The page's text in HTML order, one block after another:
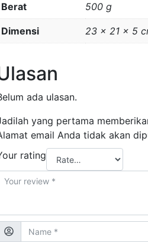
Berat 500 g
Dimensi 23 × 21 × 5
ada ulasan.
yang pertama
email Anda tidak akan
rating